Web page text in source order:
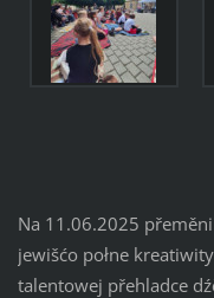
Na 11.06.2025
jewišćo połne
talentowej přehladce